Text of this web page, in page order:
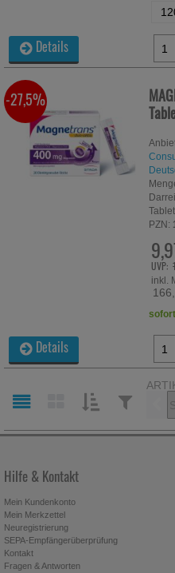
Google oder soziale Medien
Details
PZN:
UVP:
inkl.
-27,5%
Details
SORTIEREN
FILTERN
Hilfe & Kontakt
Mein Kundenkonto
Mein Merkzettel
Neuregistrierung
SEPA-Empfängerüberprüfung
Kontakt
Fragen & Antworten